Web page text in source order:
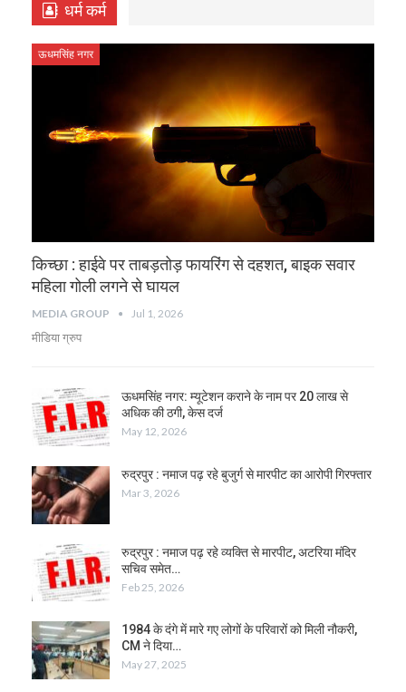
धर्म कर्म
ऊधमसिंह नगर
किच्छा : हाईवे पर ताबड़तोड़ फायरिंग से दहशत, बाइक सवार
महिला गोली लगने से घायल
MEDIA GROUP Jul 1, 2026
मीडिया ग्रुप
ऊधमसिंह नगर: म्यूटेशन कराने के नाम पर 20 लाख से
अधिक की ठगी, केस दर्ज
May 12, 2026
रुद्रपुर : नमाज पढ़ रहे बुजुर्ग से मारपीट का आरोपी गिरफ्तार
Mar 3, 2026
रुद्रपुर : नमाज पढ़ रहे व्यक्ति से मारपीट, अटरिया मंदिर
सचिव समेत…
Feb 25, 2026
1984 के दंगे में मारे गए लोगों के परिवारों को मिली नौकरी,
CM ने दिया…
May 27, 2025